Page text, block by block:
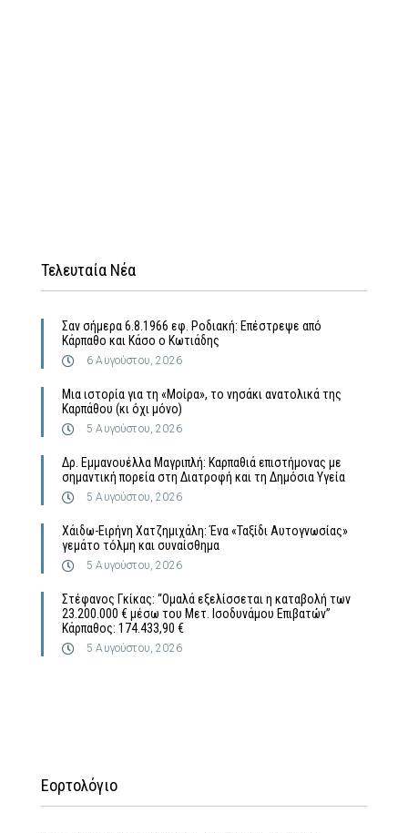
Τελευταία Νέα
Σαν σήμερα 6.8.1966 εφ. Ροδιακή: Επέστρεψε από
Κάρπαθο και Κάσο ο Κωτιάδης
6 Αυγούστου, 2026
Μια ιστορία για τη «Μοίρα», το νησάκι ανατολικά της
Καρπάθου (κι όχι μόνο)
5 Αυγούστου, 2026
Δρ. Εμμανουέλλα Μαγριπλή: Καρπαθιά επιστήμονας με
σημαντική πορεία στη Διατροφή και τη Δημόσια Υγεία
5 Αυγούστου, 2026
Χάιδω-Ειρήνη Χατζημιχάλη: Ένα «Ταξίδι Αυτογνωσίας»
γεμάτο τόλμη και συναίσθημα
5 Αυγούστου, 2026
Στέφανος Γκίκας: “Ομαλά εξελίσσεται η καταβολή των
23.200.000 € μέσω του Μετ. Ισοδυνάμου Επιβατών”
Κάρπαθος: 174.433,90 €
5 Αυγούστου, 2026
Εορτολόγιο